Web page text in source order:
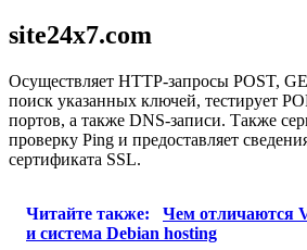
site24x7.com
Осуществляет HTTP-запросы POST,
поиск указанных ключей, тестирует
портов, а также DNS-записи. Также
проверку Ping и предоставляет
сертификата SSL.
Читайте также:
Чем отличаются
и система Debian hosting